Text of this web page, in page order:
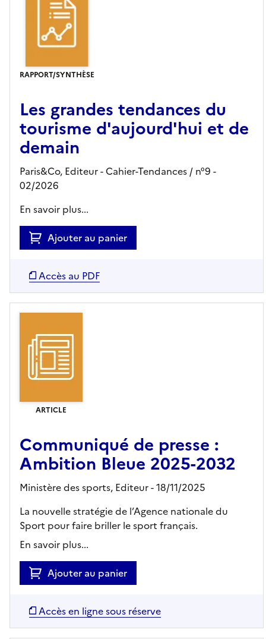
RAPPORT/SYNTHÈSE
Les grandes tendances du
tourisme d'aujourd'hui et de
demain
Paris&Co, Editeur- Cahier-Tendances / n°9 -
02/2026
En savoir plus...
Ajouter au panier
Accès au PDF
ARTICLE
Communiqué de presse :
Ambition Bleue 2025-2032
Ministère des sports, Editeur- 18/11/2025
La nouvelle stratégie de l’Agence nationale du
Sport pour faire briller le sport français.
En savoir plus...
Ajouter au panier
Accès en ligne sous réserve